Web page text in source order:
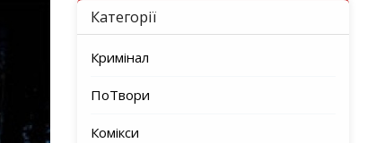
Категорії
Кримінал
ПоТвори
Комікси